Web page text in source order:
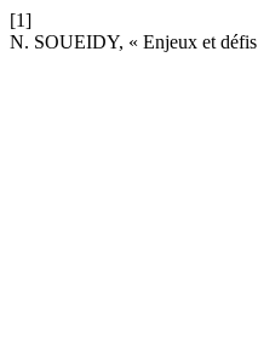
[1]
N. SOUEIDY, « Enjeux et